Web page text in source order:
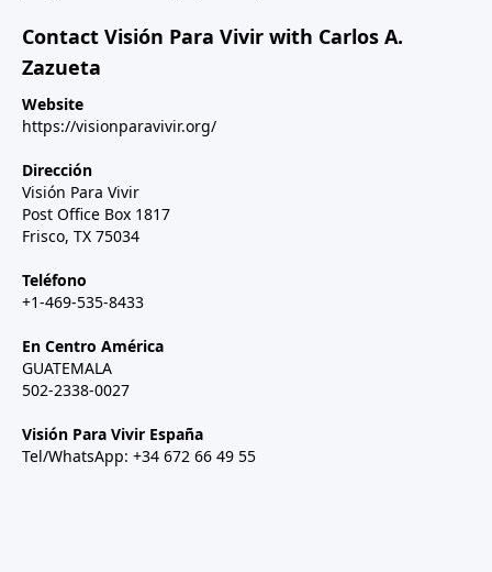
Contact Visión Para Vivir with Carlos A.
Zazueta
Website
https://visionparavivir.org/
Dirección
Visión Para Vivir
Post Office Box 1817
Frisco, TX 75034
Teléfono
+1-469-535-8433
En Centro América
GUATEMALA
502-2338-0027
Visión Para Vivir España
Tel/WhatsApp: +34 672 66 49 55